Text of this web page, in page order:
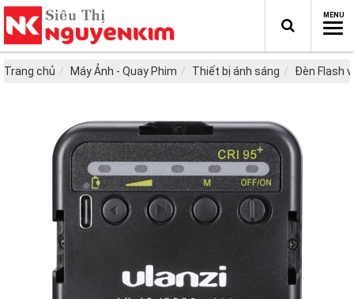
Trang chủ Máy Ảnh - Quay Phim Thiết bị ánh sáng Đèn Flash